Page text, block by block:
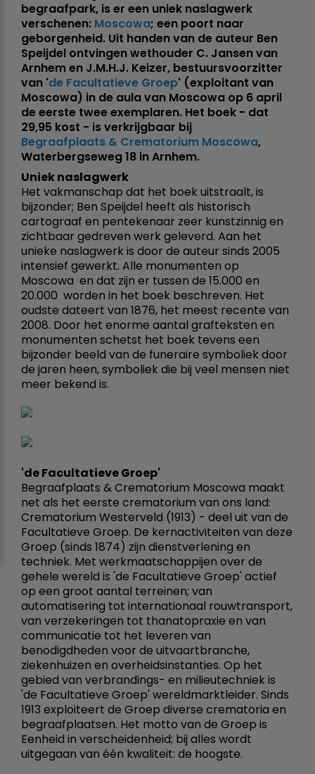
begraafpark, is er een uniek naslagwerk
verschenen:  Moscowa; een poort naar
geborgenheid. Uit handen van de auteur Ben
Speijdel ontvingen wethouder C. Jansen van
Arnhem en J.M.H.J. Keizer, bestuursvoorzitter
van 'de Facultatieve Groep' (exploitant van
Moscowa) in de aula van Moscowa op 6 april
de eerste twee exemplaren. Het boek - dat 
29,95 kost - is verkrijgbaar bij
Begraafplaats & Crematorium Moscowa,
Waterbergseweg 18 in Arnhem.
Uniek naslagwerk
Het vakmanschap dat het boek uitstraalt, is
bijzonder; Ben Speijdel heeft als historisch
cartograaf en pentekenaar zeer kunstzinnig en
zichtbaar gedreven werk geleverd. Aan het
unieke naslagwerk is door de auteur sinds 2005
intensief gewerkt. Alle monumenten op
Moscowa  en dat zijn er tussen de 15.000 en
20.000  worden in het boek beschreven. Het
oudste dateert van 1876, het meest recente van
2008. Door het enorme aantal grafteksten en
monumenten schetst het boek tevens een
bijzonder beeld van de funeraire symboliek door
de jaren heen, symboliek die bij veel mensen niet
meer bekend is.
'de Facultatieve Groep'
Begraafplaats & Crematorium Moscowa maakt 
net als het eerste crematorium van ons land:
Crematorium Westerveld (1913) - deel uit van de
Facultatieve Groep. De kernactiviteiten van deze
Groep (sinds 1874) zijn dienstverlening en
techniek. Met werkmaatschappijen over de
gehele wereld is 'de Facultatieve Groep' actief
op een groot aantal terreinen; van
automatisering tot internationaal rouwtransport,
van verzekeringen tot thanatopraxie en van
communicatie tot het leveren van
benodigdheden voor de uitvaartbranche,
ziekenhuizen en overheidsinstanties. Op het
gebied van verbrandings- en milieutechniek is
'de Facultatieve Groep' wereldmarktleider. Sinds
1913 exploiteert de Groep diverse crematoria en
begraafplaatsen. Het motto van de Groep is
Eenheid in verscheidenheid; bij alles wordt
uitgegaan van één kwaliteit: de hoogste.